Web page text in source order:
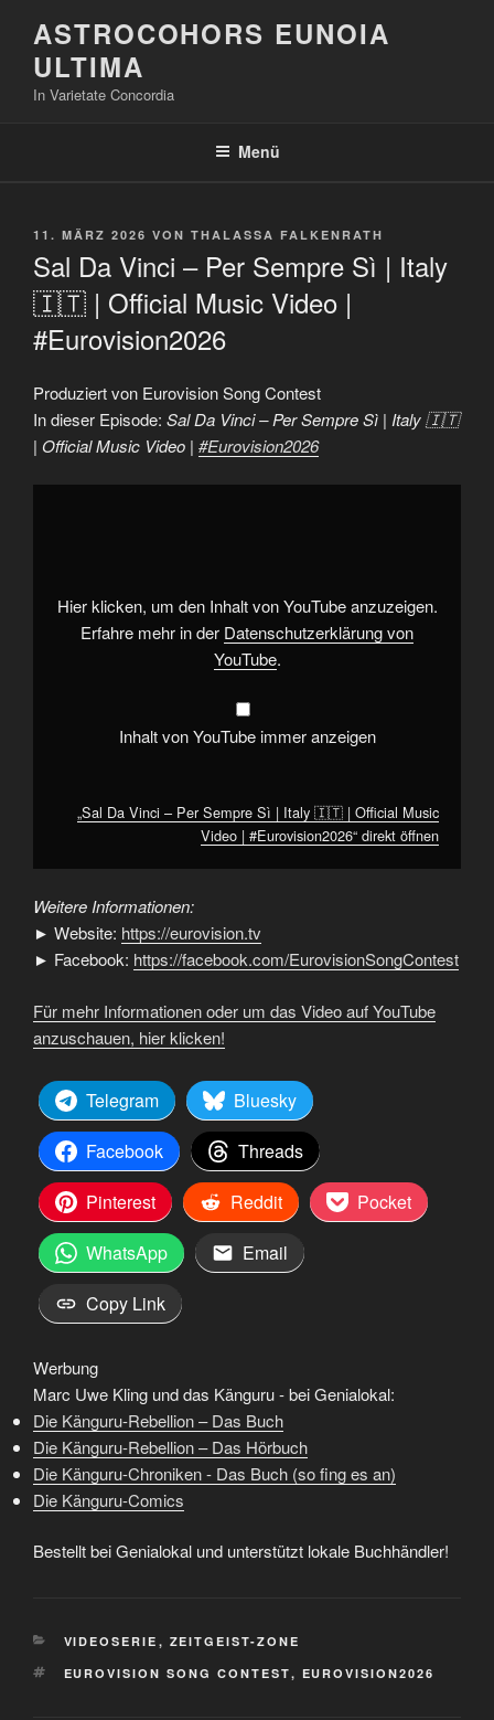
Inhalt
springen
ASTROCOHORS EUNOIA
ULTIMA
In Varietate Concordia
Menü
VERÖFFENTLICHT
11. MÄRZ 2026 VON THALASSA FALKENRATH
Sal Da Vinci – Per Sempre Sì | Italy
🇮🇹 | Official Music Video |
#Eurovision2026
Produziert von Eurovision Song Contest
In dieser Episode: Sal Da Vinci – Per Sempre Sì | Italy 🇮🇹
| Official Music Video | #Eurovision2026
„Sal
ItalyHier klicken, um den Inhalt von YouTube anzuzeigen.
Erfahre mehr in der Datenschutzerklärung von
YouTube.
Inhalt von YouTube immer anzeigen
„Sal Da Vinci – Per Sempre Sì | Italy 🇮🇹 | Official Music
Video | #Eurovision2026“ direkt öffnen
Weitere Informationen:
► Website: https://eurovision.tv
► Facebook: https://facebook.com/EurovisionSongContest
Für mehr Informationen oder um das Video auf YouTube
anzuschauen, hier klicken!
Telegram
Bluesky
Facebook
Threads
Pinterest
Reddit
Pocket
WhatsApp
Email
Copy Link
Werbung
Marc Uwe Kling und das Känguru - bei Genialokal:
Die Känguru-Rebellion – Das Buch
Die Känguru-Rebellion – Das Hörbuch
Die Känguru-Chroniken - Das Buch (so fing es an)
Die Känguru-Comics
Bestellt bei Genialokal und unterstützt lokale Buchhändler!
KATEGORIEN
VIDEOSERIE , ZEITGEIST-ZONE
SCHLAGWÖRTER
EUROVISION SONG CONTEST, EUROVISION2026